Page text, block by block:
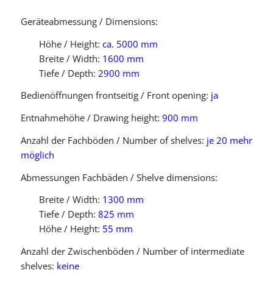
Geräteabmessung / Dimensions:
Höhe / Height: ca. 5000 mm
Breite / Width: 1600 mm
Tiefe / Depth: 2900 mm
Bedienöffnungen frontseitig / Front opening: ja
Entnahmehöhe / Drawing height: 900 mm
Anzahl der Fachböden / Number of shelves: je 20 mehr
möglich
Abmessungen Fachbäden / Shelve dimensions:
Breite / Width: 1300 mm
Tiefe / Depth: 825 mm
Höhe / Height: 55 mm
Anzahl der Zwischenböden / Number of intermediate
shelves: keine